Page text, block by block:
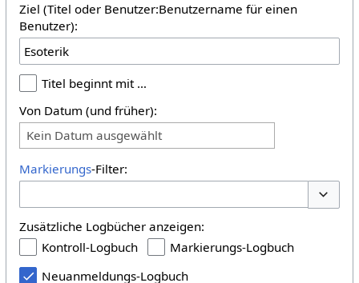
Ziel (Titel oder Benutzer:Benutzername für einen
Benutzer):
Titel beginnt mit …
Von Datum (und früher):
Kein Datum ausgewählt
Markierungs-Filter:
Zusätzliche Logbücher anzeigen:
Kontroll-Logbuch
Markierungs-Logbuch
Neuanmeldungs-Logbuch